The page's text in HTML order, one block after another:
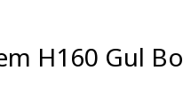
H160 Gul